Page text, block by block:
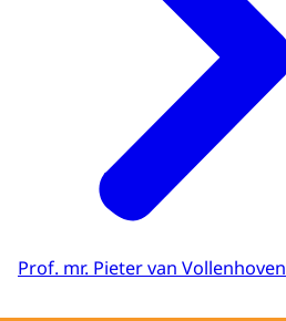
Prof. mr. Pieter van Vollenhoven